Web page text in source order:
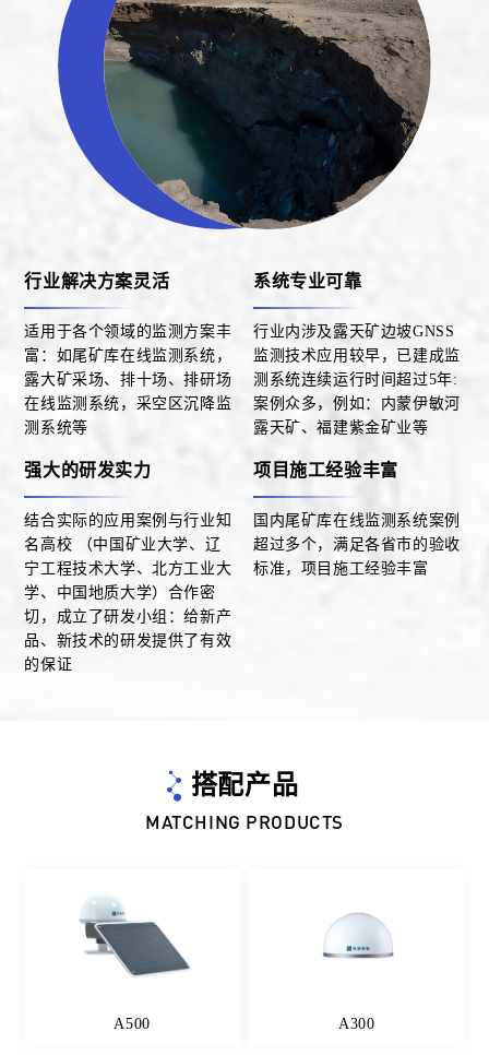
行业解决方案灵活
适用于各个领域的监测方案丰
富：如尾矿库在线监测系统，
露大矿采场、排十场、排研场
在线监测系统，采空区沉降监
测系统等
系统专业可靠
行业内涉及露天矿边坡GNSS
监测技术应用较早，已建成监
测系统连续运行时间超过5年:
案例众多，例如：内蒙伊敏河
露天矿、福建紫金矿业等
强大的研发实力
结合实际的应用案例与行业知
名高校 （中国矿业大学、辽
宁工程技术大学、北方工业大
学、中国地质大学）合作密
切，成立了研发小组：给新产
品、新技术的研发提供了有效
的保证
项目施工经验丰富
国内尾矿库在线监测系统案例
超过多个，满足各省市的验收
标准，项目施工经验丰富
搭配产品
MATCHING PRODUCTS
A500 A300